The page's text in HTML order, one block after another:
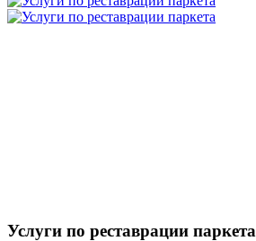
Услуги по реставрации паркета